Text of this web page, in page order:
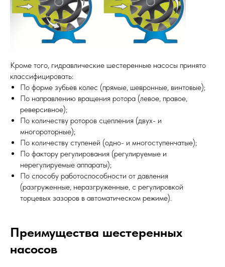
Кроме того, гидравлические шестеренные насосы принято
классифицировать:
По форме зубьев колес (прямые, шевронные, винтовые);
По направлению вращения ротора (левое, правое,
реверсивное);
По количеству роторов сцепления (двух- и
многороторные);
По количеству ступеней (одно- и многоступенчатые);
По фактору регулирования (регулируемые и
нерегулируемые аппараты);
По способу работоспособности от давления
(разгруженные, неразгруженные, с регулировкой
торцевых зазоров в автоматическом режиме).
Преимущества шестеренных
насосов